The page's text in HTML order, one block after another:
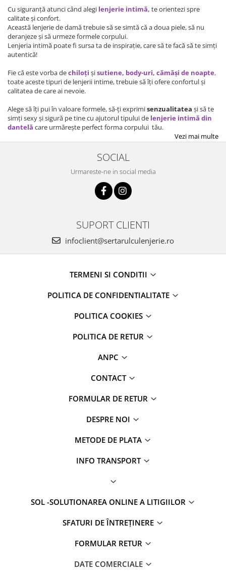
Cu siguranță atunci când alegi lenjerie intimă, te orientezi spre
calitate și confort.
Această lenjerie de damă trebuie să se simtă că a doua piele, să nu
deranjeze și să urmeze formele corpului.
Lenjeria intimă poate fi sursa ta de inspirație, care să te facă să te simți
autentică!
Fie că este vorba dechiloți șisutiene, body-uri, cămăși de noapte,
toate aceste tipuri de lenjerii intime, trebuie să îți ofere confortul și
calitatea de care ai nevoie.
Alege să îți pui în valoare formele, să-ți exprimisenzualitatea și să te
simți sexy și sigură pe tine cu ajutorul tipului de lenjerie intimă din
dantelă care urmărește perfect forma corpului tău.
Vezi mai multe
SOCIAL
Urmareste-ne in social media
SUPORT CLIENTI
infoclient@sertarulculenjerie.ro
TERMENI SI CONDITII
POLITICA DE CONFIDENTIALITATE
POLITICA COOKIES
POLITICA DE RETUR
ANPC
CONTACT
FORMULAR DE RETUR
DESPRE NOI
METODE DE PLATA
INFO TRANSPORT
SOL -SOLUTIONAREA ONLINE A LITIGIILOR
SFATURI DE ÎNTREȚINERE
FORMULAR RETUR
DATE COMERCIALE